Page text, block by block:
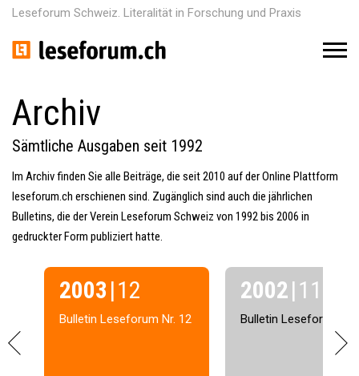
Leseforum Schweiz. Literalität in Forschung und Praxis
M
Archiv
Sämtliche Ausgaben seit 1992
Im Archiv finden Sie alle Beiträge, die seit 2010 auf der Online Plattform
leseforum.ch erschienen sind. Zugänglich sind auch die jährlichen
Bulletins, die der Verein Leseforum Schweiz von 1992 bis 2006 in
gedruckter Form publiziert hatte.
2003 | 12
Bulletin Leseforum Nr. 12
2002| 11
Bulletin Leseforum Nr.
P N